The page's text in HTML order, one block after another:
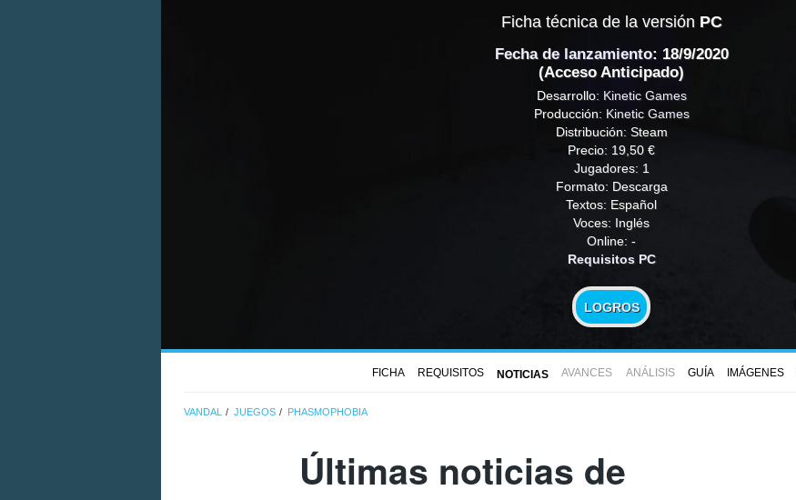
Ficha técnica de la versión PC
Fecha de lanzamiento: 18/9/2020
(Acceso Anticipado)
Desarrollo: Kinetic Games
Producción: Kinetic Games
Distribución: Steam
Precio: 19,50 €
Jugadores: 1
Formato: Descarga
Textos: Español
Voces: Inglés
Online: -
Requisitos PC
LOGROS
FICHA REQUISITOS NOTICIAS AVANCES ANÁLISIS GUÍA IMÁGENES
VANDAL JUEGOS PHASMOPHOBIA
Últimas noticias de